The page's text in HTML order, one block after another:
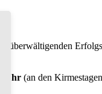
überwältigenden
Uhr (an den